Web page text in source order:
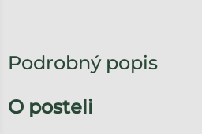
Podrobný popis
O posteli